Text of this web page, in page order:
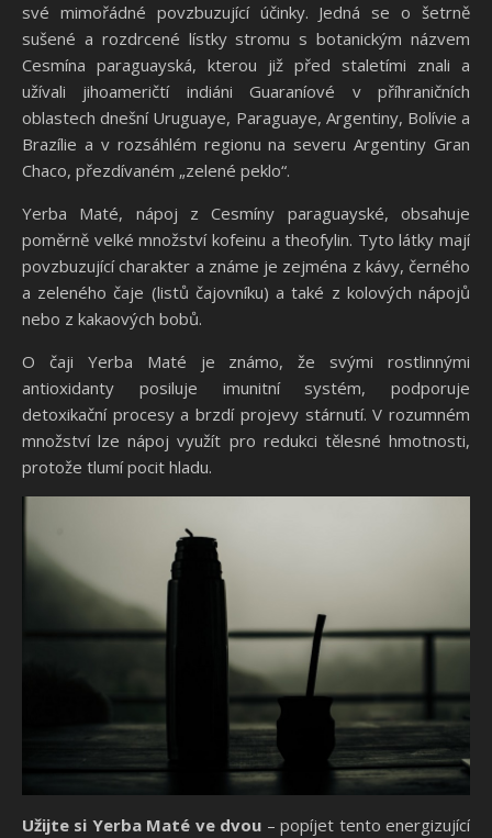
své mimořádné povzbuzující účinky. Jedná se o šetrně
sušené a rozdrcené lístky stromu s botanickým názvem
Cesmína paraguayská, kterou již před staletími znali a
užívali jihoameričtí indiáni Guaraníové v příhraničních
oblastech dnešní Uruguaye, Paraguaye, Argentiny, Bolívie a
Brazílie a v rozsáhlém regionu na severu Argentiny Gran
Chaco, přezdívaném „zelené peklo“.
Yerba Maté, nápoj z Cesmíny paraguayské, obsahuje
poměrně velké množství kofeinu a theofylin. Tyto látky mají
povzbuzující charakter a známe je zejména z kávy, černého
a zeleného čaje (listů čajovníku) a také z kolových nápojů
nebo z kakaových bobů.
O čaji Yerba Maté je známo, že svými rostlinnými
antioxidanty posiluje imunitní systém, podporuje
detoxikační procesy a brzdí projevy stárnutí. V rozumném
množství lze nápoj využít pro redukci tělesné hmotnosti,
protože tlumí pocit hladu.
Užijte si Yerba Maté ve dvou – popíjet tento energizující